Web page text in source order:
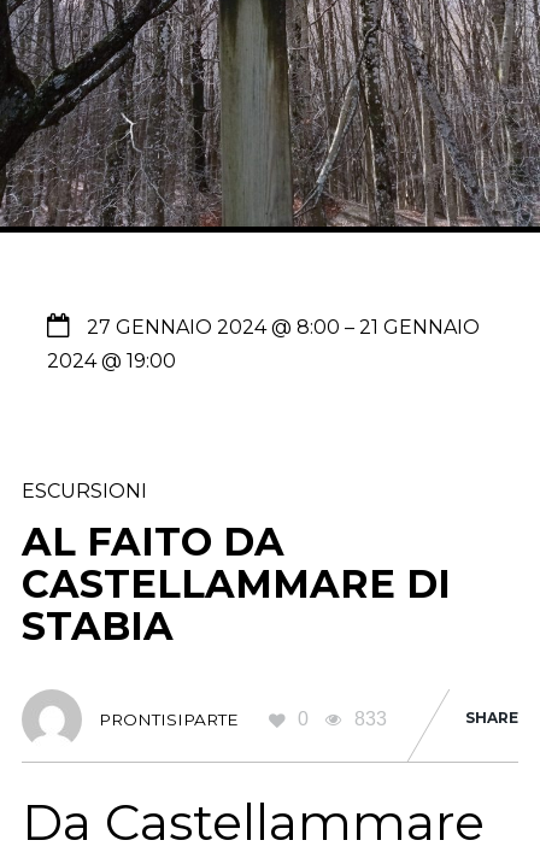
27 GENNAIO 2024 @ 8:00 – 21 GENNAIO
2024 @ 19:00
ESCURSIONI
AL FAITO DA
CASTELLAMMARE DI
STABIA
PRONTISIPARTE 0 833 SHARE
Da Castellammare